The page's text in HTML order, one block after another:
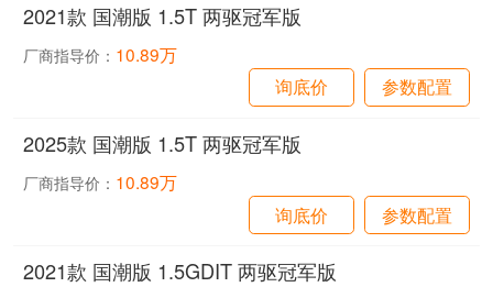
2021款 国潮版 1.5T 两驱冠军版
厂商指导价： 10.89万
询底价
参数配置
2025款 国潮版 1.5T 两驱冠军版
厂商指导价： 10.89万
询底价
参数配置
2021款 国潮版 1.5GDIT 两驱冠军版